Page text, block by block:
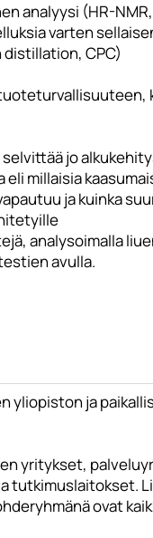
analyysi (HR-NMR,
varten
CPC)
jo
millaisia
ja kuinka
analysoimalla
avulla.
yliopiston ja
yritykset,
tutkimuslaitokset.
ovat